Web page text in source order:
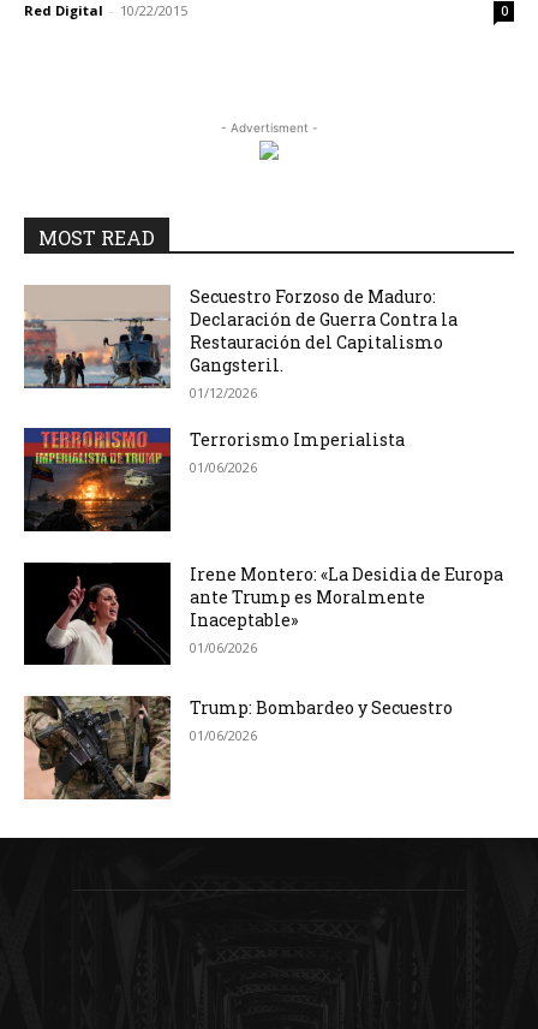
Red Digital - 10/22/2015 0
- Advertisment -
MOST READ
Secuestro Forzoso de Maduro:
Declaración de Guerra Contra la
Restauración del Capitalismo
Gangsteril.
01/12/2026
Terrorismo Imperialista
01/06/2026
Irene Montero: «La Desidia de Europa
ante Trump es Moralmente
Inaceptable»
01/06/2026
Trump: Bombardeo y Secuestro
01/06/2026